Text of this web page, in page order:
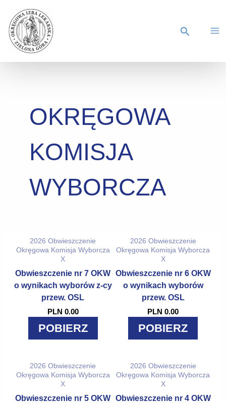
OKRĘGOWA
KOMISJA
WYBORCZA
2026Obwieszczenie
Okręgowa Komisja Wyborcza
X
Obwieszczenie nr 7 OKW
o wynikach wyborów z-cy
przew. OSL
PLN 0.00
POBIERZ
2026 Obwieszczenie
Okręgowa Komisja Wyborcza
X
Obwieszczenie nr 6 OKW
o wynikach wyborów
przew. OSL
PLN 0.00
POBIERZ
2026Obwieszczenie
Okręgowa Komisja Wyborcza
X
Obwieszczenie nr 5 OKW
2026 Obwieszczenie
Okręgowa Komisja Wyborcza
X
Obwieszczenie nr 4 OKW